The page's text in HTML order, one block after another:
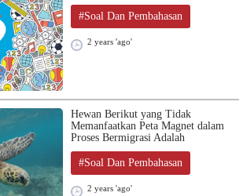
#Soal Dan Pembahasan
2 years 'ago'
Hewan Berikut yang Tidak
Memanfaatkan Peta Magnet dalam
Proses Bermigrasi Adalah
#Soal Dan Pembahasan
2 years 'ago'